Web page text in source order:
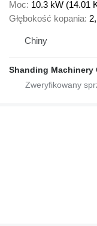
Moc 10.3 kW (14.01
Głębokość kopania
Chiny
Shanding Machinery